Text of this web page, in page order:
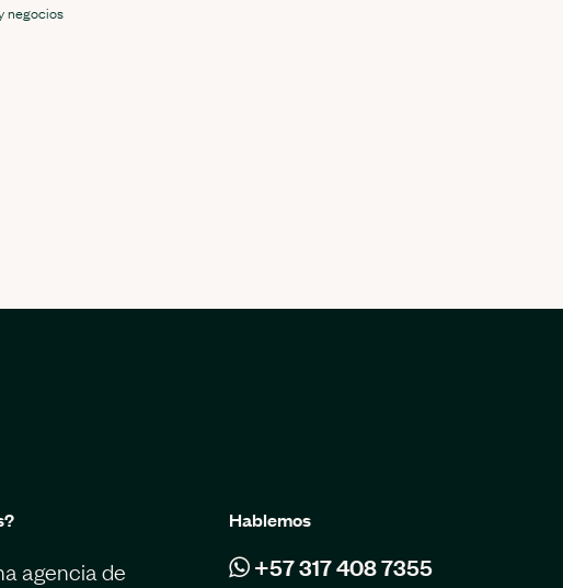
negocios
agencia de
Hablemos
+57 317 408 7355